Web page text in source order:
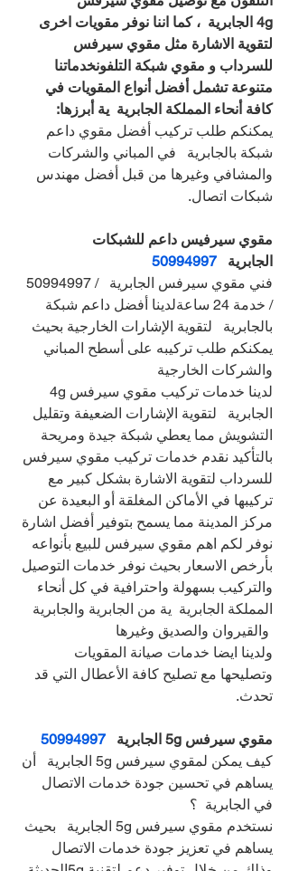
4g الجابرية  ، كما اننا نوفر مقويات اخرى
لتقوية الاشارة مثل مقوي سيرفس
للسرداب و مقوي شبكة التلفونخدماتنا
متنوعة تشمل أفضل أنواع المقويات في
كافة أنحاء المملكة الجابرية  ية أبرزها:
يمكنكم طلب تركيب أفضل مقوي داعم
شبكة بالجابرية   في المباني والشركات
والمشافي وغيرها من قبل أفضل مهندس
شبكات اتصال.
مقوي سيرفيس داعم للشبكات
الجابرية 50994997
/ خدمة 24 ساعةلدينا أفضل داعم شبكة
بالجابرية   لتقوية الإشارات الخارجية بحيث
يمكنكم طلب تركيبه على أسطح المباني
والشركات الخارجية
الجابرية   لتقوية الإشارات الضعيفة وتقليل
التشويش مما يعطي شبكة جيدة ومريحة
بالتأكيد نقدم خدمات تركيب مقوي سيرفس
للسرداب لتقوية الاشارة بشكل كبير مع
تركيبها في الأماكن المغلقة أو البعيدة عن
مركز المدينة مما يسمح بتوفير أفضل اشارة
نوفر لكم اهم مقوي سيرفس للبيع بأنواعه
بأرخص الاسعار بحيث نوفر خدمات التوصيل
والتركيب بسهولة واحترافية في كل أنحاء
المملكة الجابرية  ية من الجابرية والجابرية
والقيروان والصديق وغيرها
ولدينا ايضا خدمات صيانة المقويات
وتصليحها مع تصليح كافة الأعطال التي قد
تحدث.
مقوي سيرفس 5g الجابرية
50994997
كيف يمكن لمقوي سيرفس 5g الجابرية   أن
يساهم في تحسين جودة خدمات الاتصال
في الجابرية  ؟
نستخدم مقوي سيرفس 5g الجابرية   بحيث
يساهم في تعزيز جودة خدمات الاتصال